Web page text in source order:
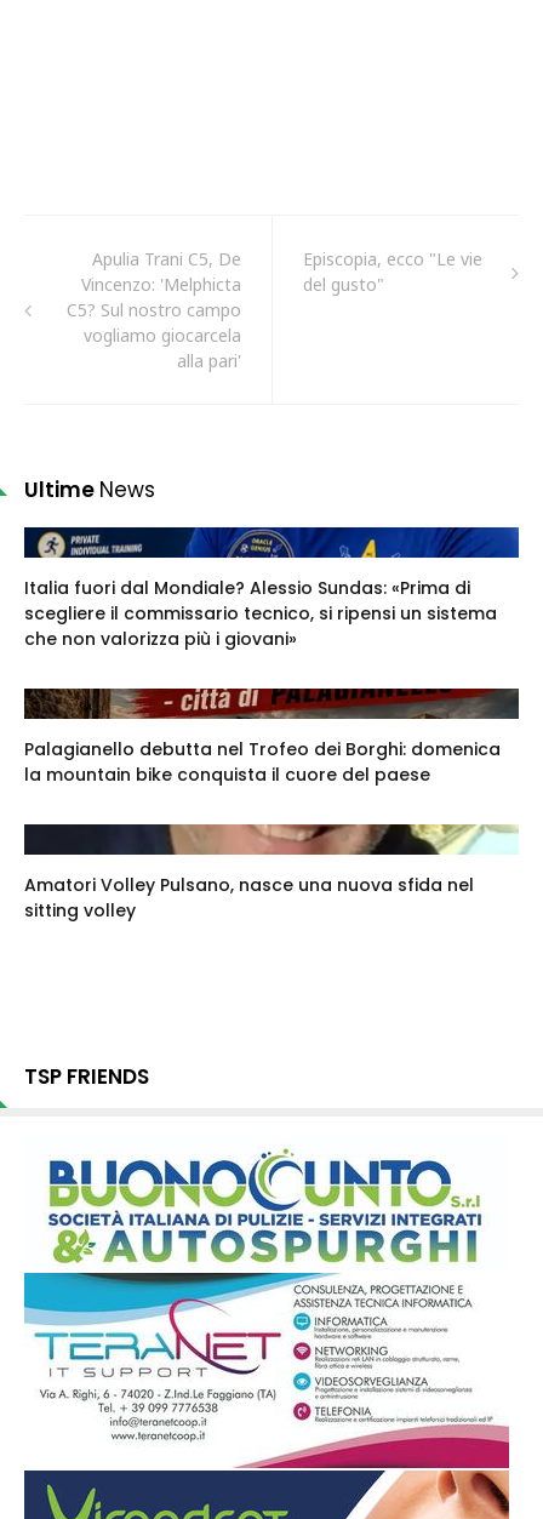
Apulia Trani C5, De
Vincenzo: 'Melphicta
C5? Sul nostro campo
vogliamo giocarcela
alla pari'
Episcopia, ecco "Le vie
del gusto"
Ultime News
Italia fuori dal Mondiale? Alessio Sundas: «Prima di
scegliere il commissario tecnico, si ripensi un sistema
che non valorizza più i giovani»
Palagianello debutta nel Trofeo dei Borghi: domenica
la mountain bike conquista il cuore del paese
Amatori Volley Pulsano, nasce una nuova sfida nel
sitting volley
TSP FRIENDS